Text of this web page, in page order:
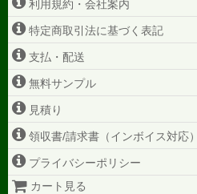
利用規約・会社案内
特定商取引法に基づく表記
支払・配送
無料サンプル
見積り
領収書/請求書（インボイス対応）
プライバシーポリシー
カート見る